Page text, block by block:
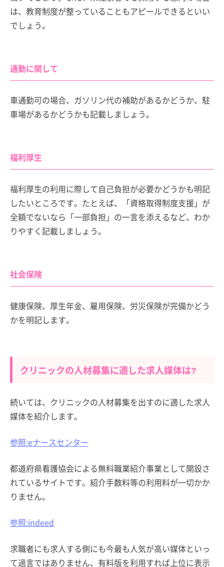
は、教育制度が整っていることもアピールできるといい
でしょう。
通勤に関して
車通勤可の場合、ガソリン代の補助があるかどうか、駐
車場があるかどうかも記載しましょう。
福利厚生
福利厚生の利用に際して自己負担が必要かどうかも明記
したいところです。たとえば、「資格取得制度支援」が
全額でないなら「一部負担」の一言を添えるなど、わか
りやすく記載しましょう。
社会保険
健康保険、厚生年金、雇用保険、労災保険が完備かどう
かを明記します。
クリニックの人材募集に適した求人媒体は?
続いては、クリニックの人材募集を出すのに適した求人
媒体を紹介します。
参照:eナースセンター
都道府県看護協会による無料職業紹介事業として開設さ
れているサイトです。紹介手数料等の利用料が一切かか
りません。
参照:indeed
求職者にも求人する側にも今最も人気が高い媒体といっ
て過言ではありません、有料版を利用すれば上位に表示